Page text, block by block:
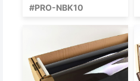
#PRO-NBK10